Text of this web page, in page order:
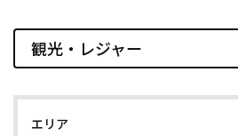
観光・レジャー
エリア